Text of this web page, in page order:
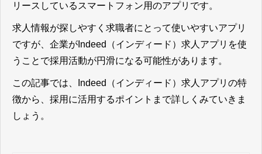
リースしているスマートフォン用のアプリです。
求人情報が探しやすく求職者にとって使いやすいアプリ
ですが、企業がIndeed（インディード）求人アプリを使
うことで採用活動が円滑になる可能性があります。
この記事では、Indeed（インディード）求人アプリの特
徴から、採用に活用するポイントまで詳しくみていきま
しょう。